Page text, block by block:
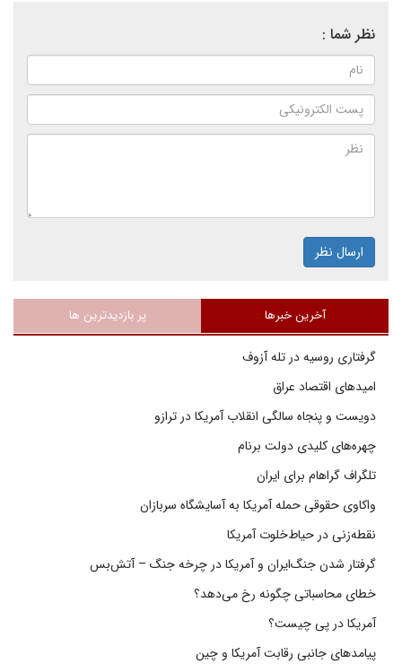
نظر شما :
ارسال نظر
آخرین خبرها پر بازدیدترین ها
گرفتاری روسیه در تله آزوف
امیدهای اقتصاد عراق
دویست و پنجاه سالگی انقلاب آمریکا در ترازو
چهره‌های کلیدی دولت برنام
تلگراف گراهام برای ایران
واکاوی حقوقی حمله آمریکا به آسایشگاه سربازان
نقطه‌زنی در حیاط‌خلوت آمریکا
گرفتار شدن جنگ‌ایران و آمریکا در چرخه جنگ – آتش‌بس
خطای محاسباتی چگونه رخ می‌دهد؟
آمریکا در پی چیست؟
پیامدهای جانبی رقابت آمریکا و چین